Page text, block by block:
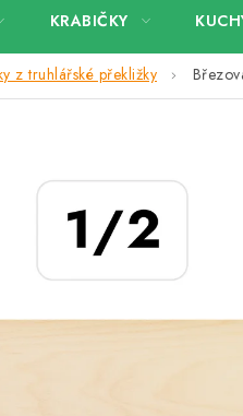
KRABIČKY
z truhlářské překližky